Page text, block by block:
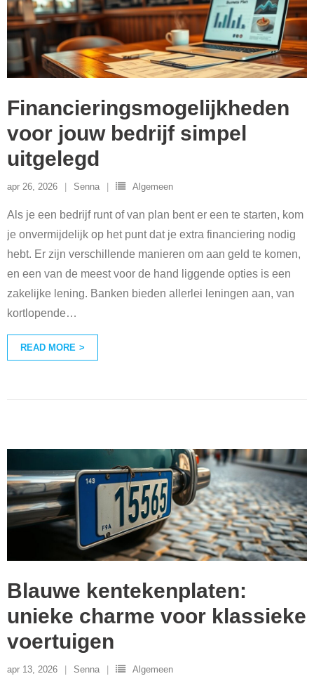
Financieringsmogelijkheden
voor jouw bedrijf simpel
uitgelegd
apr 26, 2026 Senna Algemeen
Als je een bedrijf runt of van plan bent er een te starten, kom
je onvermijdelijk op het punt dat je extra financiering nodig
hebt. Er zijn verschillende manieren om aan geld te komen,
en een van de meest voor de hand liggende opties is een
zakelijke lening. Banken bieden allerlei leningen aan, van
kortlopende…
READ MORE
Blauwe kentekenplaten:
unieke charme voor klassieke
voertuigen
apr 13, 2026 Senna Algemeen